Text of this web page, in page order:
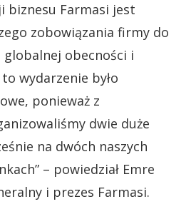
biznesu Farmasi jest
zobowiązania firmy do
globalnej obecności i
wydarzenie było
ponieważ z
dwie duże
na dwóch naszych
– powiedział Emre
i prezes Farmasi.